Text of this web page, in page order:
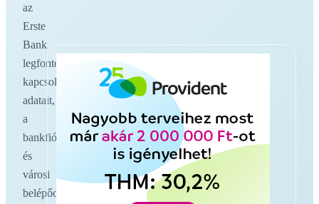
az
Erste
Bank
legfontosabb
kapcsolati
adatait,
a
bankfiókokat
és
városi
belépőoldalakat,